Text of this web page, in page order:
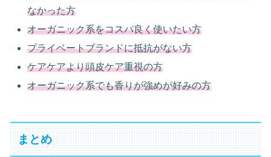
なかった方
オーガニック系をコスパ良く使いたい方
プライベートブランドに抵抗がない方
ケアケアより頭皮ケア重視の方
オーガニック系でも香りが強めが好みの方
まとめ